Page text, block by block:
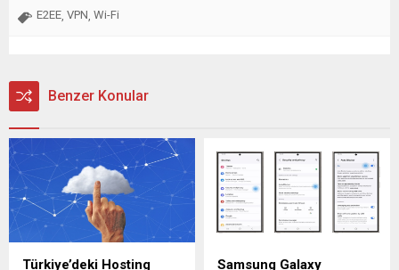
E2EE VPN Wi-Fi
Benzer Konular
Türkiye’deki Hosting
Samsung Galaxy